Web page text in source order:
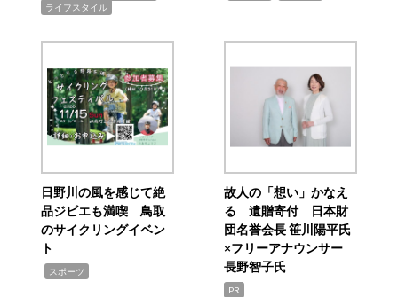
ライフスタイル
日野川の風を感じて絶
品ジビエも満喫 鳥取
のサイクリングイベン
ト
スポーツ
故人の「想い」かなえ
る 遺贈寄付 日本財
団名誉会長 笹川陽平氏
×フリーアナウンサー
長野智子氏
PR